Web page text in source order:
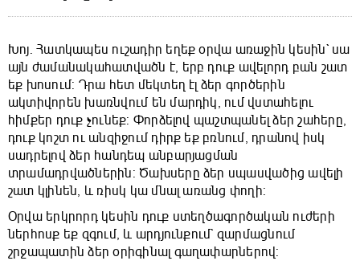
Խոյ. Հատկապես ուշադիր եղեք օրվա առաջին կեսին` սա
այն ժամանակահատվածն է, երբ դուք ավելորդ բան շատ
եք խոսում: Դրա հետ մեկտեղ էլ ձեր գործերին
ակտիվորեն խառնվում են մարդիկ, ում վստահելու
հիմքեր դուք չունեք: Փորձելով պաշտպանել ձեր շահերը,
դուք կոշտ ու անզիջում դիրք եք բռնում, դրանով իսկ
սադրելով ձեր հանդեպ անբարյացման
տրամադրվածներին: Ծախսերը ձեր սպասվածից ավելի
շատ կլինեն, և ռիսկ կա մնալ առանց փողի:
Օրվա երկրորդ կեսին դուք ստեղծագործական ուժերի
ներհոսք եք զգում, և արդյունքում` զարմացնում
շրջապատին ձեր օրիգինալ գաղափարներով: